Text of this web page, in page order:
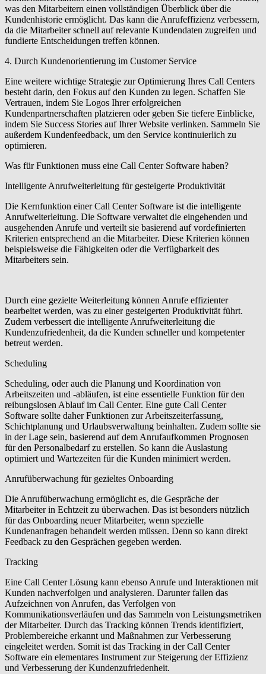
was den Mitarbeitern einen vollständigen Überblick über die
Kundenhistorie ermöglicht. Das kann die Anrufeffizienz verbessern,
da die Mitarbeiter schnell auf relevante Kundendaten zugreifen und
fundierte Entscheidungen treffen können.
4. Durch Kundenorientierung im Customer Service
Eine weitere wichtige Strategie zur Optimierung Ihres Call Centers
besteht darin, den Fokus auf den Kunden zu legen. Schaffen Sie
Vertrauen, indem Sie Logos Ihrer erfolgreichen
Kundenpartnerschaften platzieren oder geben Sie tiefere Einblicke,
indem Sie Success Stories auf Ihrer Website verlinken. Sammeln Sie
außerdem Kundenfeedback, um den Service kontinuierlich zu
optimieren.
Was für Funktionen muss eine Call Center Software haben?
Intelligente Anrufweiterleitung für gesteigerte Produktivität
Die Kernfunktion einer Call Center Software ist die intelligente
Anrufweiterleitung. Die Software verwaltet die eingehenden und
ausgehenden Anrufe und verteilt sie basierend auf vordefinierten
Kriterien entsprechend an die Mitarbeiter. Diese Kriterien können
beispielsweise die Fähigkeiten oder die Verfügbarkeit des
Mitarbeiters sein.
Durch eine gezielte Weiterleitung können Anrufe effizienter
bearbeitet werden, was zu einer gesteigerten Produktivität führt.
Zudem verbessert die intelligente Anrufweiterleitung die
Kundenzufriedenheit, da die Kunden schneller und kompetenter
betreut werden.
Scheduling
Scheduling, oder auch die Planung und Koordination von
Arbeitszeiten und -abläufen, ist eine essentielle Funktion für den
reibungslosen Ablauf im Call Center. Eine gute Call Center
Software sollte daher Funktionen zur Arbeitszeiterfassung,
Schichtplanung und Urlaubsverwaltung beinhalten. Zudem sollte sie
in der Lage sein, basierend auf dem Anrufaufkommen Prognosen
für den Personalbedarf zu erstellen. So kann die Auslastung
optimiert und Wartezeiten für die Kunden minimiert werden.
Anrufüberwachung für gezieltes Onboarding
Die Anrufüberwachung ermöglicht es, die Gespräche der
Mitarbeiter in Echtzeit zu überwachen. Das ist besonders nützlich
für das Onboarding neuer Mitarbeiter, wenn spezielle
Kundenanfragen behandelt werden müssen. Denn so kann direkt
Feedback zu den Gesprächen gegeben werden.
Tracking
Eine Call Center Lösung kann ebenso Anrufe und Interaktionen mit
Kunden nachverfolgen und analysieren. Darunter fallen das
Aufzeichnen von Anrufen, das Verfolgen von
Kommunikationsverläufen und das Sammeln von Leistungsmetriken
der Mitarbeiter. Durch das Tracking können Trends identifiziert,
Problembereiche erkannt und Maßnahmen zur Verbesserung
eingeleitet werden. Somit ist das Tracking in der Call Center
Software ein elementares Instrument zur Steigerung der Effizienz
und Verbesserung der Kundenzufriedenheit.